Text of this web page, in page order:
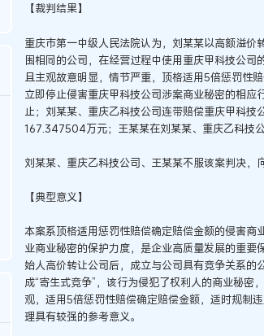
【裁判结果】
重庆市第一中级人民法院认为，刘某某以高额溢
围相同的公司，在经营过程中使用重庆甲科技公司
且主观故意明显，情节严重，顶格适用5倍惩罚性
立即停止侵害重庆甲科技公司涉案商业秘密的相
止；刘某某、重庆乙科技公司连带赔偿重庆甲科
167.347504万元；王某某在刘某某、重庆乙科技
刘某某、重庆乙科技公司、王某某不服该案判决，
【典型意义】
本案系顶格适用惩罚性赔偿确定赔偿金额的侵害
业商业秘密的保护力度，是企业高质量发展的重
始人高价转让公司后，成立与公司具有竞争关系的
成“寄生式竞争”，该行为侵犯了权利人的商业秘
观，适用5倍惩罚性赔偿确定赔偿金额，适时规制
理具有较强的参考意义。